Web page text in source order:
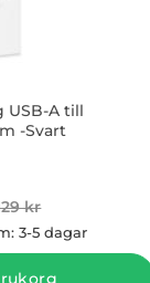
USB-A till
-Svart
pris
kr
3-5 dagar